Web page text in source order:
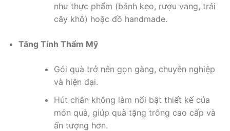
như thực phẩm (bánh kẹo, rượu vang, trái
cây khô) hoặc đồ handmade.
Tăng Tính Thẩm Mỹ
Gói quà trở nên gọn gàng, chuyên nghiệp
và hiện đại.
Hút chân không làm nổi bật thiết kế của
món quà, giúp quà tặng trông cao cấp và
ấn tượng hơn.